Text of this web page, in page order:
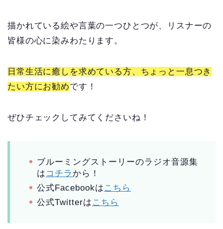
描かれている絵や言葉の一つひとつが、リスナーの
皆様の心に染みわたります。
日常生活に癒しを求めている方、ちょっと一息つき
たい方にお勧めです！
ぜひチェックしてみてくださいね！
ブルーミングストーリーのラジオ音源集
は コチラ から！
公式Facebookは こちら
公式Twitterは こちら